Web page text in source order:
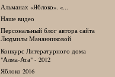
Альманах «Яблоко». «...
Наше видео
Персональный блог автора сайта
Людмилы Мананниковой
Конкурс Литературного дома
"Алма-Ата" - 2012
Яблоко 2016